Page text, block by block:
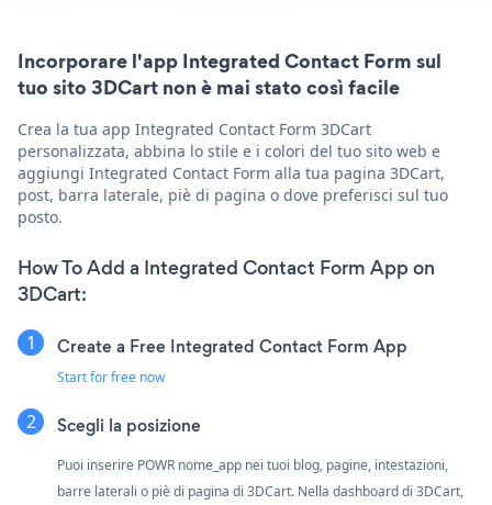
Incorporare l'app Integrated Contact Form sul
tuo sito 3DCart non è mai stato così facile
Crea la tua app Integrated Contact Form 3DCart
personalizzata, abbina lo stile e i colori del tuo sito web e
aggiungi Integrated Contact Form alla tua pagina 3DCart,
post, barra laterale, piè di pagina o dove preferisci sul tuo
posto.
How To Add a Integrated Contact Form App on
3DCart:
Create a Free Integrated Contact Form App
Start for free now
Scegli la posizione
Puoi inserire POWR nome_app nei tuoi blog, pagine, intestazioni,
barre laterali o piè di pagina di 3DCart. Nella dashboard di 3DCart,